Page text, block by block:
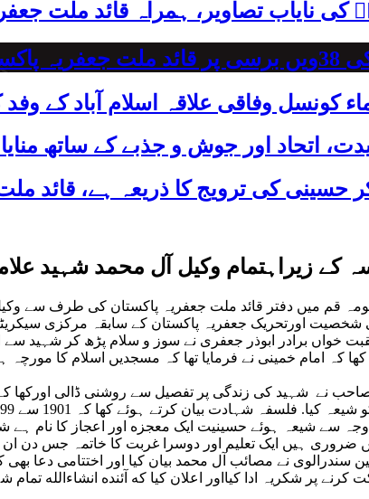
نایاب تصاویر، ہمراہ قائد ملت
کونسل وفاقی علاقہ اسلام آباد
کے زیراہتمام وکیل آل محمد شہید
معصومہ قم میں دفتر قائد ملت جعفریہ پاکستان کی طرف
شخصیت اورتحریک جعفریہ پاکستان کے سابقہ مرکزی
خواں برادر ابوذر جعفری نے سوز و سلام پڑھ کر شہید سے
امام خمینی نے فرمایا تھا کہ مسجدیں اسلام کا مورچہ
نے شہید کی زندگی پر تفصیل سے روشنی ڈالی اورکها
افراد صرف شہادتوں کی وجہ سے شیعہ ہوئے حسینیت ایک معجزه اور
ضروری ہیں ایک تعلیم اور دوسرا غربت کا خاتمہ جس
سندرالوی نے مصائب آل محمد بیان کیا اور اختتامی دعا